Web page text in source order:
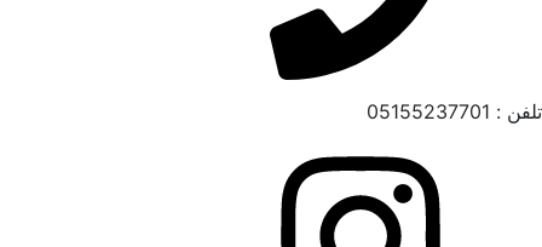
تلفن : 05155237701